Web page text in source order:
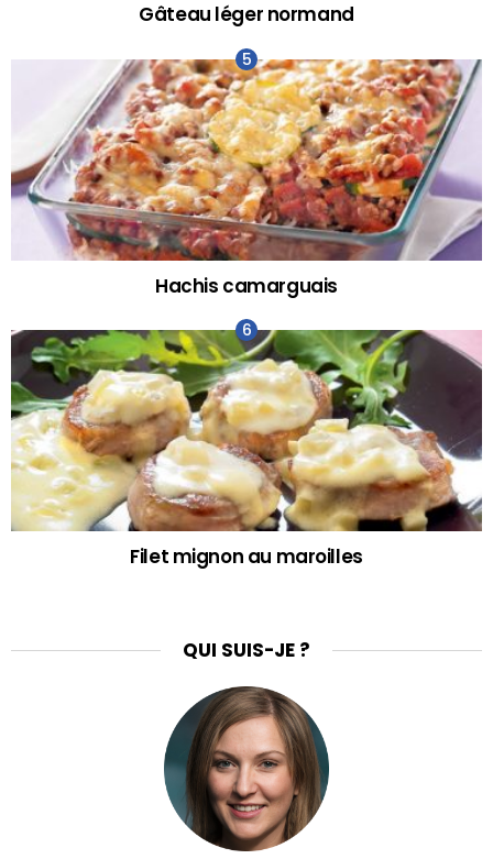
Gâteau léger normand
Hachis camarguais
Filet mignon au maroilles
QUI SUIS-JE ?